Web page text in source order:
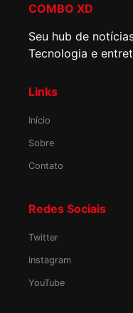
COMBO XD
Seu hub de
Tecnologia e
Links
Início
Sobre
Contato
Redes Sociais
Twitter
Instagram
YouTube